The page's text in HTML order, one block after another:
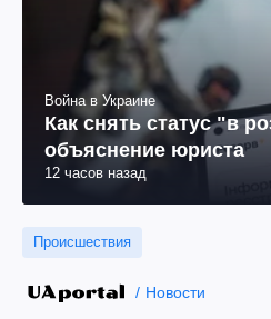
Война в Украине
Как снять статус "в
объяснение юриста
12 часов назад
Происшествия
Новости